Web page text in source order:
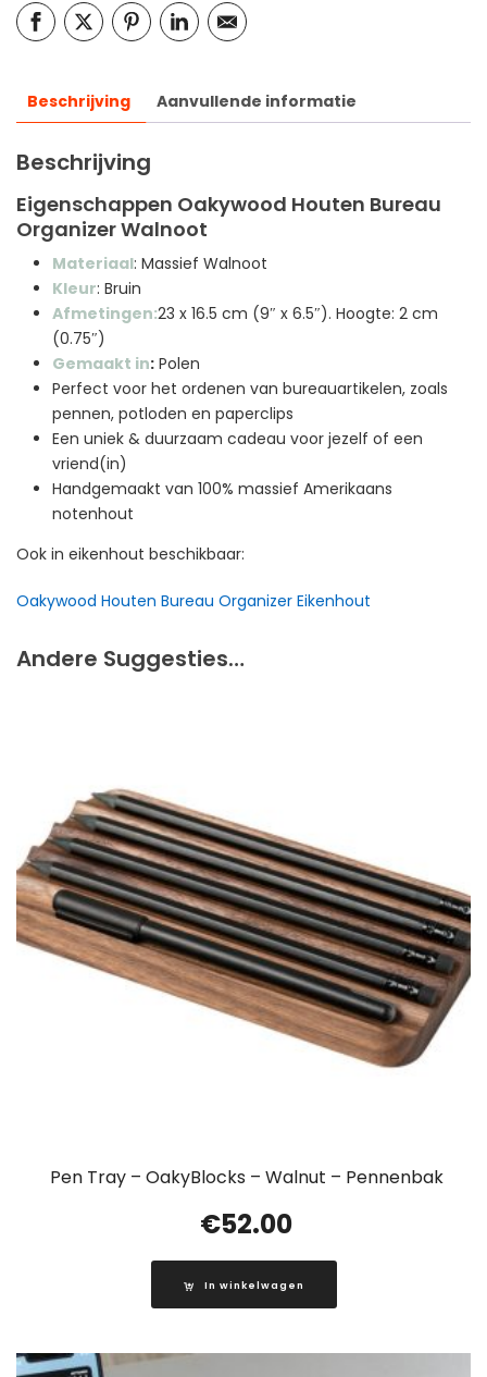
Beschrijving Aanvullende informatie
Beschrijving
Eigenschappen Oakywood Houten Bureau
Organizer Walnoot
Materiaal: Massief Walnoot
Kleur: Bruin
Afmetingen:23 x 16.5 cm (9″ x 6.5″). Hoogte: 2 cm
(0.75″)
Gemaakt in:Polen
Perfect voor het ordenen van bureauartikelen, zoals
pennen, potloden en paperclips
Een uniek & duurzaam cadeau voor jezelf of een
vriend(in)
Handgemaakt van 100% massief Amerikaans
notenhout
Ook in eikenhout beschikbaar:
Oakywood Houten Bureau Organizer Eikenhout
Andere Suggesties…
Pen Tray – OakyBlocks – Walnut – Pennenbak
€52.00
In winkelwagen